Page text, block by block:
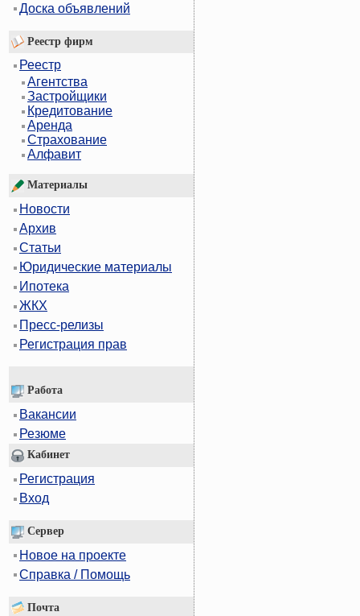
Доска объявлений
Реестр фирм
Реестр
Агентства
Застройщики
Кредитование
Аренда
Страхование
Алфавит
Материалы
Новости
Архив
Статьи
Юридические материалы
Ипотека
ЖКХ
Пресс-релизы
Регистрация прав
Работа
Вакансии
Резюме
Кабинет
Регистрация
Вход
Сервер
Новое на проекте
Справка / Помощь
Почта